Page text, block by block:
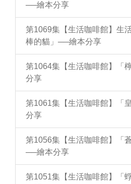
──繪本分享
第1069集【生活咖啡館】生
棒的貓」──繪本分享
第1064集【生活咖啡館】「
分享
第1061集【生活咖啡館】「
分享
第1056集【生活咖啡館】「
──繪本分享
第1051集【生活咖啡館】「